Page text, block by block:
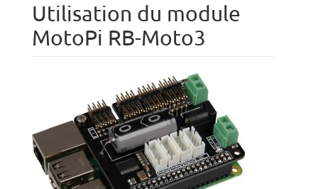
Utilisation du module
MotoPi RB-Moto3